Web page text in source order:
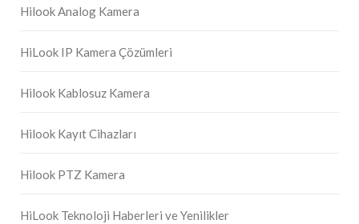
Hilook Analog Kamera
HiLook IP Kamera Çözümleri
Hilook Kablosuz Kamera
Hilook Kayıt Cihazları
Hilook PTZ Kamera
HiLook Teknoloji Haberleri ve Yenilikler